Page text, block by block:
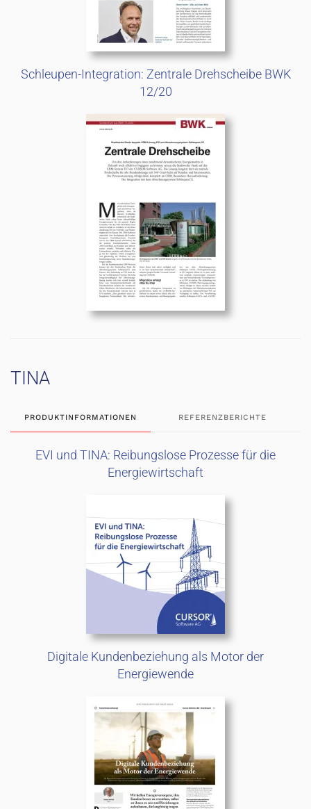
Schleupen-Integration: Zentrale Drehscheibe BWK
12/20
TINA
PRODUKTINFORMATIONEN REFERENZBERICHTE
EVI und TINA: Reibungslose Prozesse für die
Energiewirtschaft
Digitale Kundenbeziehung als Motor der
Energiewende